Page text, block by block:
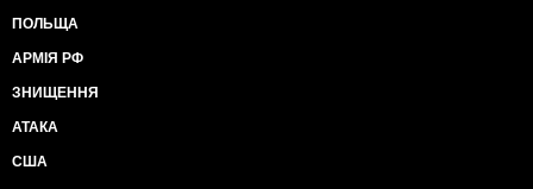
ПОЛЬЩА
АРМІЯ РФ
ЗНИЩЕННЯ
АТАКА
США